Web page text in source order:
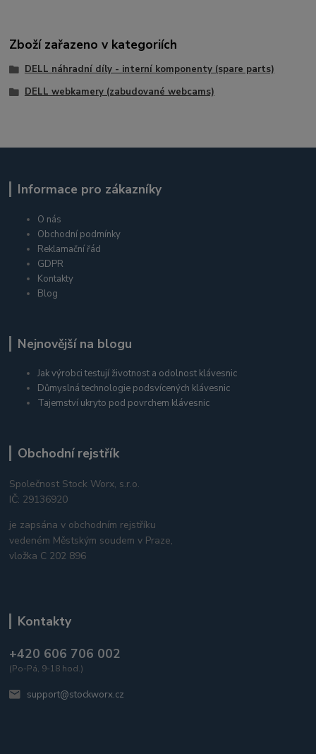
Zboží zařazeno v kategoriích
DELL náhradní díly - interní komponenty (spare parts)
DELL webkamery (zabudované webcams)
Informace pro zákazníky
O nás
Obchodní podmínky
Reklamační řád
GDPR
Kontakty
Blog
Nejnovější na blogu
Jak výrobci testují životnost a odolnost klávesnic
Důmyslná technologie podsvícených klávesnic
Tajemství ukryto pod povrchem klávesnic
Obchodní rejstřík
Společnost Stock Worx, s.r.o.
IČ: 29136920
je zapsána v obchodním rejstříku
vedeném Městským soudem v Praze,
vložka C 202 896
Kontakty
+420 606 706 002
(Po-Pá, 9-18 hod.)
support@stockworx.cz